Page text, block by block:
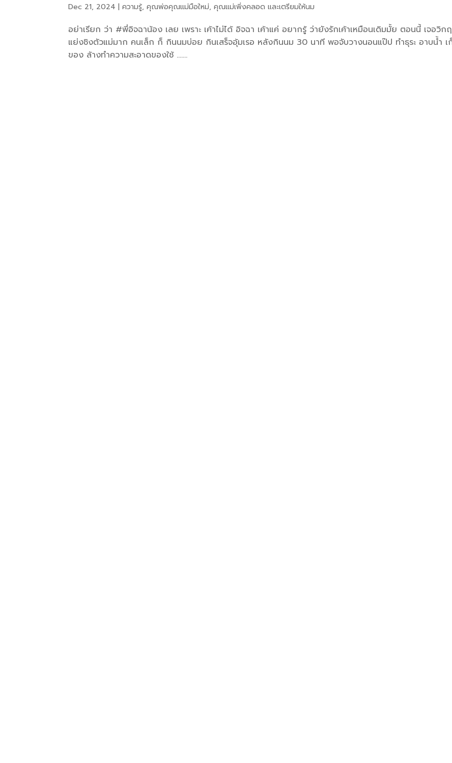
Dec 21, 2024 |ความรู้,คุณพ่อคุณแม่มือใหม่,คุณแม่เพิ่งคลอด และเตรียมให้นม
อย่าเรียก ว่า #พี่อิจฉาน้อง เลย เพราะ เค้าไม่ได้ อิจฉา เค้าแค่ อยากรู้ ว่ายังรักเค้าเหมือนเดิมมั้ย ตอนนี้ เจอวิก
แย่งชิงตัวแม่มาก คนเล็ก ก็ กินนมบ่อย กินเสร็จอุ้มเรอ หลังกินนม 30 นาที พอจับวางนอนแป๊ป ทำธุระ อาบน้ำ เ
ของ ล้างทำความสะอาดของใช้ …....